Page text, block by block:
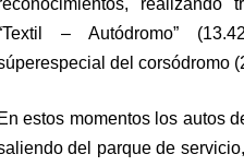
– Autódromo”
del corsódromo
En estos momentos los autos
del parque de